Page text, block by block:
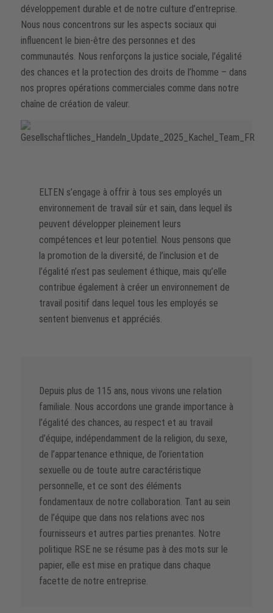
développement durable et de notre culture d’entreprise.
Nous nous concentrons sur les aspects sociaux qui
influencent le bien-être des personnes et des
communautés. Nous renforçons la justice sociale, l’égalité
des chances et la protection des droits de l’homme – dans
nos propres opérations commerciales comme dans notre
chaîne de création de valeur.
ELTEN s’engage à offrir à tous ses employés un
environnement de travail sûr et sain, dans lequel ils
peuvent développer pleinement leurs
compétences et leur potentiel. Nous pensons que
la promotion de la diversité, de l’inclusion et de
l’égalité n’est pas seulement éthique, mais qu’elle
contribue également à créer un environnement de
travail positif dans lequel tous les employés se
sentent bienvenus et appréciés.
Depuis plus de 115 ans, nous vivons une relation
familiale. Nous accordons une grande importance à
l’égalité des chances, au respect et au travail
d’équipe, indépendamment de la religion, du sexe,
de l’appartenance ethnique, de l’orientation
sexuelle ou de toute autre caractéristique
personnelle, et ce sont des éléments
fondamentaux de notre collaboration. Tant au sein
de l’équipe que dans nos relations avec nos
fournisseurs et autres parties prenantes. Notre
politique RSE ne se résume pas à des mots sur le
papier, elle est mise en pratique dans chaque
facette de notre entreprise.